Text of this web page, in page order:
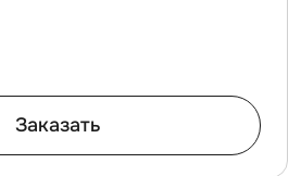
Заказать